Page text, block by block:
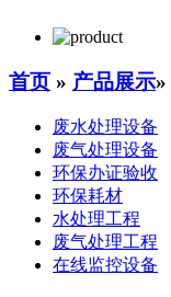
首页 » 产品展示»
废水处理设备
废气处理设备
环保办证验收
环保耗材
水处理工程
废气处理工程
在线监控设备